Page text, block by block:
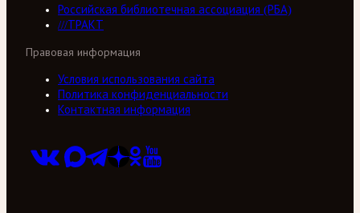
Российская библиотечная ассоциация (РБА)
///ТРАКТ
Правовая информация
Условия использования сайта
Политика конфиденциальности
Контактная информация